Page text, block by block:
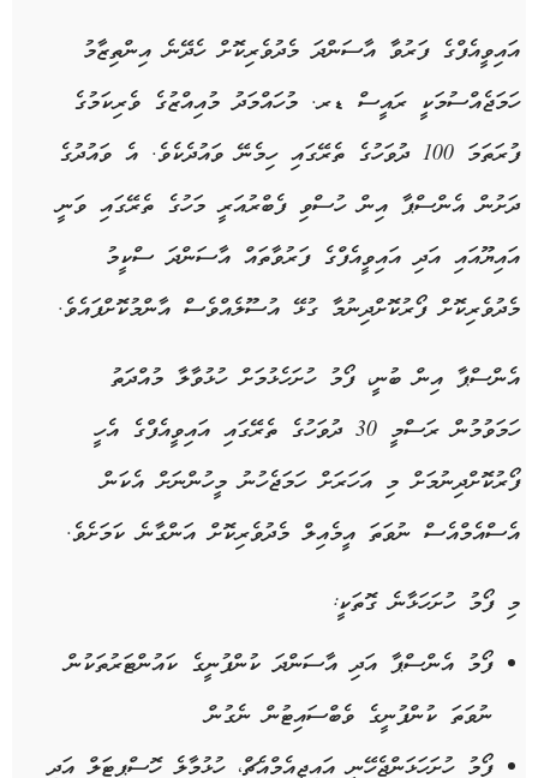
އައިވީއެފްގެ ފަރުވާ އާސަންދަ މެދުވެރިކޮށް ހެދޭނެ އިންތިޒާމު
ހަމަޖެއްސުމަކީ ރައީސް ޑރ. މުހައްމަދު މުއިއްޒުގެ ވެރިކަމުގެ
ފުރަތަމަ 100 ދުވަހުގެ ތެރޭގައި ހިމެނޭ ވައުދެކެވެ. އެ ވައުދުގެ
ދަށުން އެންސްޕާ އިން ހުސްވި ފެބްރުއަރީ މަހުގެ ތެރޭގައި ވަނީ
އައިޔޫއައި އަދި އައިވީއެފްގެ ފަރުވާތައް އާސަންދަ ސްކީމު
މެދުވެރިކޮށް ފޯރުކޮށްދިނުމާ ގުޅޭ އުސޫލެއްވެސް އާންމުކޮށްފައެވެ.
އެންސްޕާ އިން ބުނީ، ފޯމު ހުށަހެޅުމަށް ހުޅުވާލާ މުއްދަތު
ހަމަވުމުން ރަސްމީ 30 ދުވަހުގެ ތެރޭގައި އައިވީއެފްގެ އެހީ
ފޯރުކޮށްދިނުމަށް މި އަހަރަށް ހަމަޖެހުނު މީހުންނަށް އެކަން
އެސްއެމްއެސް ނުވަތަ އީމެއިލް މެދުވެރިކޮށް އަންގާނެ ކަމަށެވެ.
މި ފޯމު ހުށަހަޅާނެ ގޮތަކީ:
ފޯމު އެންސްޕާ އަދި އާސަންދަ ކުންފުނީގެ ކައުންޓަރުތަކުން
ނުވަތަ ކުންފުނީގެ ވެބްސައިޓުން ނެގުން
ފޯމު ހުށަހަޅަންޖެހޭނީ އައިޖީއެމްއެޗް، ހުޅުމާލެ ހޮސްޕިޓަލް އަދި